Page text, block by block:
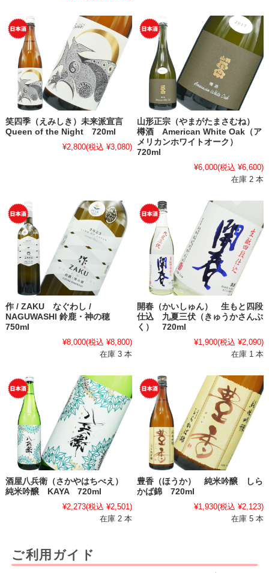
笑四季（えみしき）未来派宣言
Queen of the Night 720ml
¥2,800(税込 ¥3,080)
山形正宗（やまがたまさむね）
樽酒 American White Oak（ア
メリカンホワイトオーク）
720ml
¥6,000(税込 ¥6,600)
在庫 2 本
作 / ZAKU なぐわし /
NAGUWASHI 鈴鹿・神の穂
750ml
¥8,000(税込 ¥8,800)
在庫 3 本
開春（かいしゅん） 生もと四段
仕込 九夏三伏（きゅうかさんぷ
く） 720ml
¥1,900(税込 ¥2,090)
在庫 1 本
酒屋八兵衛（さかやはちべえ）
純米吟醸 KAYA 720ml
¥2,273(税込 ¥2,501)
在庫 2 本
豊香（ほうか） 純米吟醸 しら
かば錦 720ml
¥1,930(税込 ¥2,123)
在庫 5 本
ご利用ガイド